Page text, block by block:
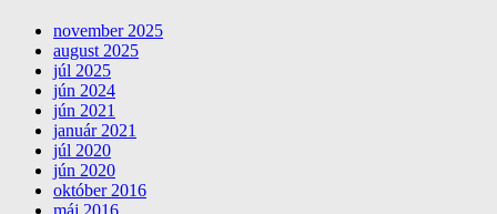
november 2025
august 2025
júl 2025
jún 2024
jún 2021
január 2021
júl 2020
jún 2020
október 2016